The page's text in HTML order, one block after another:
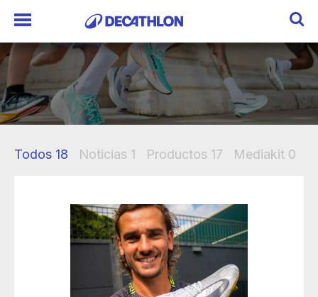
Todos 18 Noticias 1 Productos 17 Mediakit 0